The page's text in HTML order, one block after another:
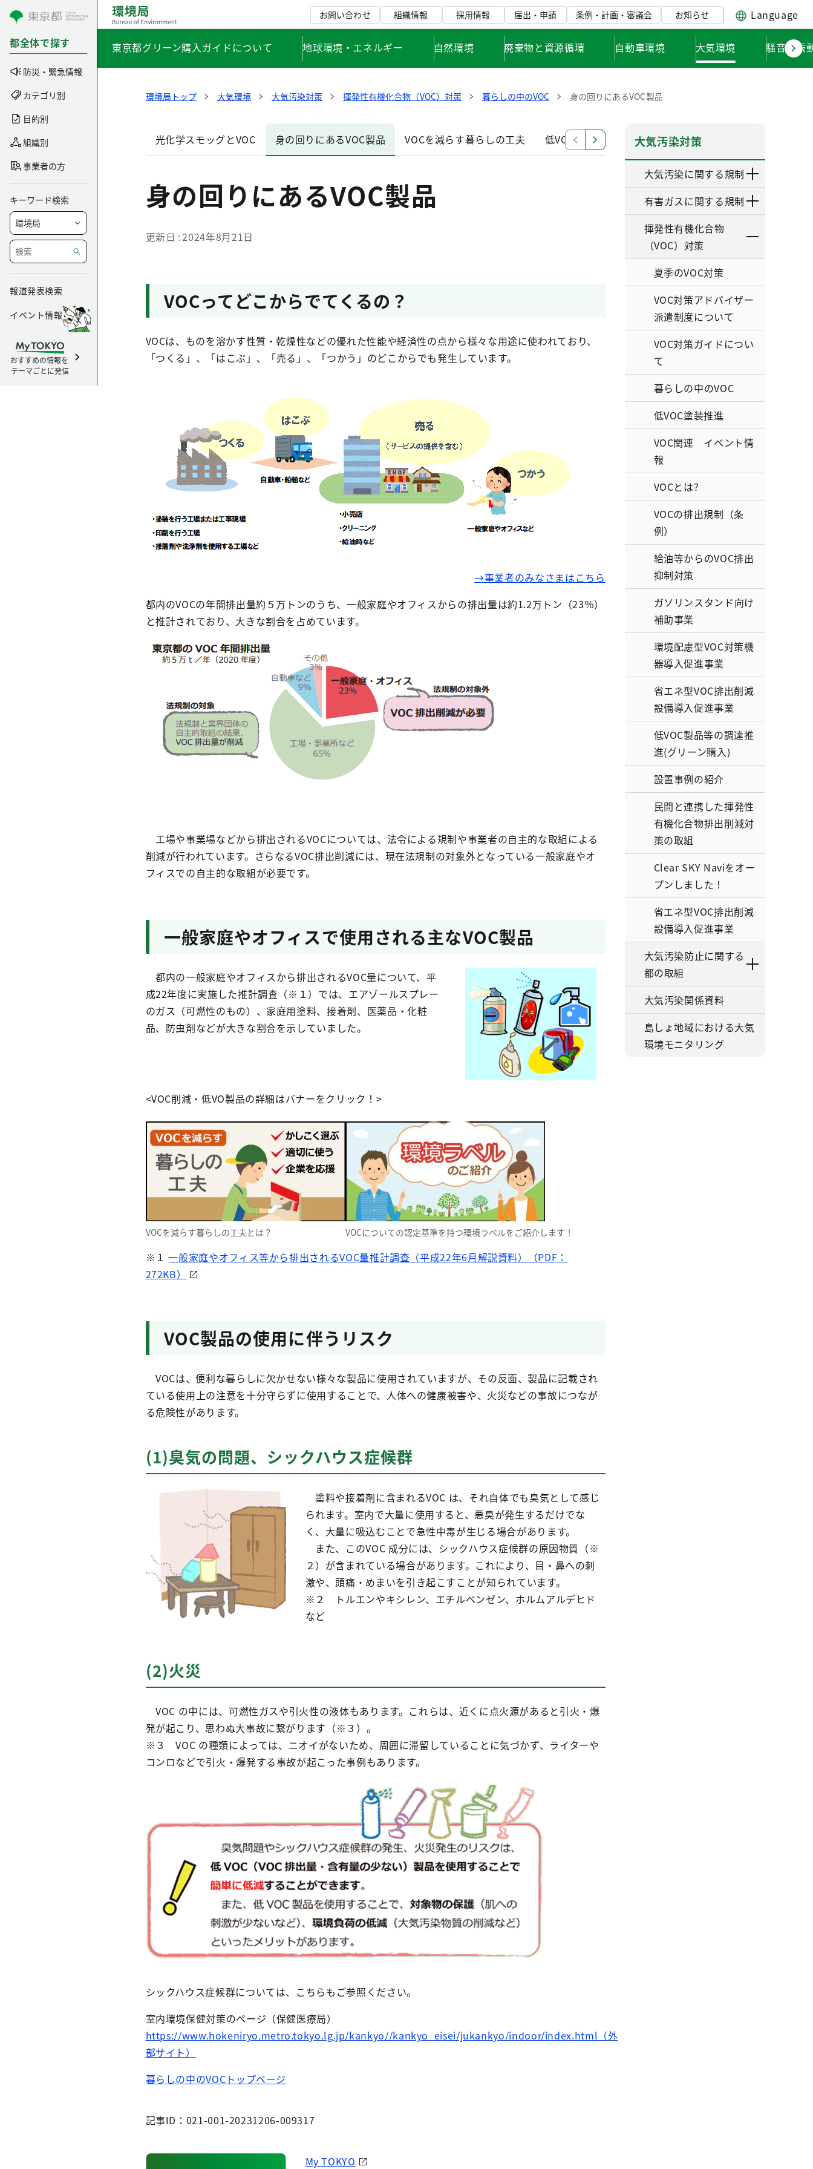
コンテンツにスキップ
都全体で探す
防災・緊急情報
カテゴリ別
目的別
組織別
事業者の方
キーワード検索
報道発表検索
イベント情報
おすすめの情報を
テーマごとに発信
お問い合わせ 組織情報 採用情報 届出・申請 条例・計画・審議会 お知らせ Language
東京都グリーン購入ガイドについて 地球環境・エネルギー 自然環境 廃棄物と資源循環 自動車環境 大気環境 騒音・振
環境局トップ 大気環境 大気汚染対策 揮発性有機化合物（VOC）対策 暮らしの中のVOC 身の回りにあるVOC製品
光化学スモッグとVOC 身の回りにあるVOC製品 VOCを減らす暮らしの工夫 低VOC製品やサービスの選び方
身の回りにあるVOC製品
更新日 2024年8月21日
VOCってどこからでてくるの？
VOCは、ものを溶かす性質・乾燥性などの優れた性能や経済性の点から様々な用途に使われており、
「つくる」、「はこぶ」、「売る」、「つかう」のどこからでも発生しています。
→事業者のみなさまはこちら
都内のVOCの年間排出量約５万トンのうち、一般家庭やオフィスからの排出量は約1.2万トン（23％）
と推計されており、大きな割合を占めています。
工場や事業場などから排出されるVOCについては、法令による規制や事業者の自主的な取組による
削減が行われています。さらなるVOC排出削減には、現在法規制の対象外となっている一般家庭やオ
フィスでの自主的な取組が必要です。
一般家庭やオフィスで使用される主なVOC製品
都内の一般家庭やオフィスから排出されるVOC量について、平
成22年度に実施した推計調査（※１）では、エアゾールスプレー
のガス（可燃性のもの）、家庭用塗料、接着剤、医薬品・化粧
品、防虫剤などが大きな割合を示していました。
<VOC削減・低VO製品の詳細はバナーをクリック！>
VOCを減らす暮らしの工夫とは？ VOCについての認定基準を持つ環境ラベルをご紹介します！
※１一般家庭やオフィス等から排出されるVOC量推計調査（平成22年6月解説資料）（PDF：
272KB）
VOC製品の使用に伴うリスク
VOCは、便利な暮らしに欠かせない様々な製品に使用されていますが、その反面、製品に記載され
ている使用上の注意を十分守らずに使用することで、人体への健康被害や、火災などの事故につなが
る危険性があります。
(1)臭気の問題、シックハウス症候群
塗料や接着剤に含まれるVOC は、それ自体でも臭気として感じ
られます。室内で大量に使用すると、悪臭が発生するだけでな
く、大量に吸込むことで急性中毒が生じる場合があります。
また、このVOC 成分には、シックハウス症候群の原因物質（※
２）が含まれている場合があります。これにより、目・鼻への刺
激や、頭痛・めまいを引き起こすことが知られています。
※２ トルエンやキシレン、エチルベンゼン、ホルムアルデヒド
など
(2)火災
VOC の中には、可燃性ガスや引火性の液体もあります。これらは、近くに点火源があると引火・爆
発が起こり、思わぬ大事故に繋がります（※３）。
※３ VOC の種類によっては、ニオイがないため、周囲に滞留していることに気づかず、ライターや
コンロなどで引火・爆発する事故が起こった事例もあります。
シックハウス症候群については、こちらもご参照ください。
室内環境保健対策のページ（保健医療局）
https://www.hokeniryo.metro.tokyo.lg.jp/kankyo//kankyo_eisei/jukankyo/indoor/index.html（外
部サイト）
暮らしの中のVOCトップページ
記事ID：021-001-20231206-009317
My TOKYO
大気汚染対策
大気汚染に関する規制
有害ガスに関する規制
揮発性有機化合物
（VOC）対策
夏季のVOC対策
VOC対策アドバイザー
派遣制度について
VOC対策ガイドについ
て
暮らしの中のVOC
低VOC塗装推進
VOC関連 イベント情
報
VOCとは?
VOCの排出規制（条
例）
給油等からのVOC排出
抑制対策
ガソリンスタンド向け
補助事業
環境配慮型VOC対策機
器導入促進事業
省エネ型VOC排出削減
設備導入促進事業
低VOC製品等の調達推
進(グリーン購入)
設置事例の紹介
民間と連携した揮発性
有機化合物排出削減対
策の取組
Clear SKY Naviをオー
プンしました！
省エネ型VOC排出削減
設備導入促進事業
大気汚染防止に関する
都の取組
大気汚染関係資料
島しょ地域における大気
環境モニタリング